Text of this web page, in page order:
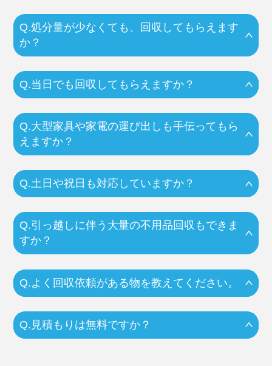
Q.処分量が少なくても、回収してもらえます
か？
Q.当日でも回収してもらえますか？
Q.大型家具や家電の運び出しも手伝ってもら
えますか？
Q.土日や祝日も対応していますか？
Q.引っ越しに伴う大量の不用品回収もできま
すか？
Q.よく回収依頼がある物を教えてください。
Q.見積もりは無料ですか？